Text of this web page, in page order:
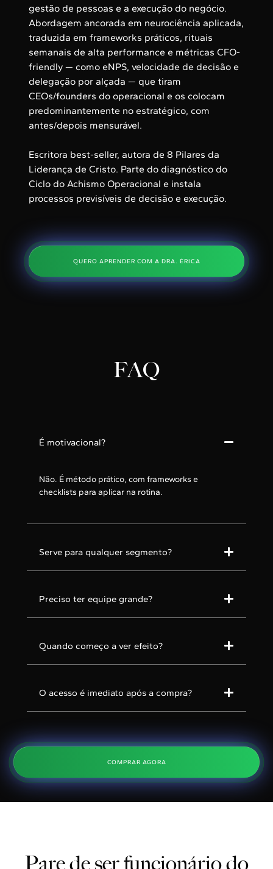
gestão de pessoas e a execução do negócio.
Abordagem ancorada em neurociência aplicada,
traduzida em frameworks práticos, rituais
semanais de alta performance e métricas CFO-
friendly — como eNPS, velocidade de decisão e
delegação por alçada — que tiram
CEOs/founders do operacional e os colocam
predominantemente no estratégico, com
antes/depois mensurável.
Escritora best-seller, autora de 8 Pilares da
Liderança de Cristo. Parte do diagnóstico do
Ciclo do Achismo Operacional e instala
processos previsíveis de decisão e execução.
QUERO APRENDER COM A DRA. ÉRICA
FAQ
É motivacional?
Não. É método prático, com frameworks e
checklists para aplicar na rotina.
Serve para qualquer segmento?
Preciso ter equipe grande?
Quando começo a ver efeito?
O acesso é imediato após a compra?
COMPRAR AGORA
Pare de ser funcionário do